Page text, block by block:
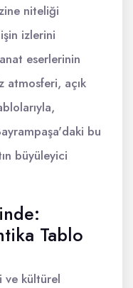
niteliği
izlerini
eserlerinin
atmosferi, açık
bu
büyüleyici
Tablo
ve kültürel